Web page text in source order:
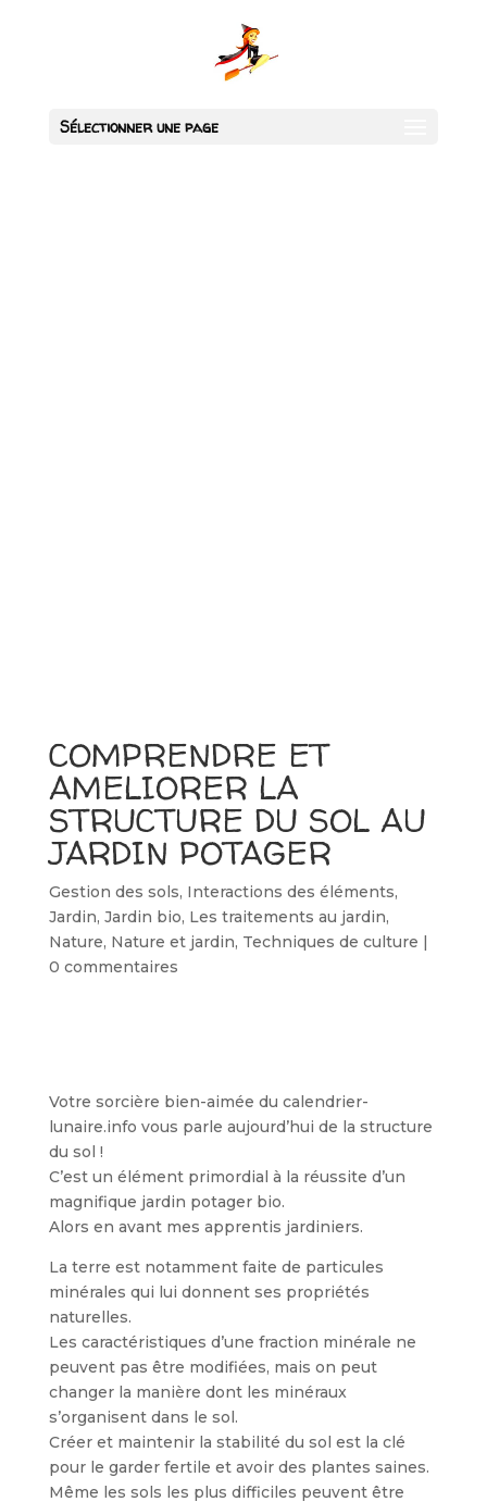
Sélectionner une page
COMPRENDRE ET
AMELIORER LA
STRUCTURE DU SOL AU
JARDIN POTAGER
Gestion des sols, Interactions des éléments,
Jardin, Jardin bio, Les traitements au jardin,
Nature, Nature et jardin, Techniques de culture |
0 commentaires
Votre sorcière bien-aimée du calendrier-
lunaire.info vous parle aujourd’hui de la structure
du sol !
C’est un élément primordial à la réussite d’un
magnifique jardin potager bio.
Alors en avant mes apprentis jardiniers.
La terre est notamment faite de particules
minérales qui lui donnent ses propriétés
naturelles.
Les caractéristiques d’une fraction minérale ne
peuvent pas être modifiées, mais on peut
changer la manière dont les minéraux
s’organisent dans le sol.
Créer et maintenir la stabilité du sol est la clé
pour le garder fertile et avoir des plantes saines.
Même les sols les plus difficiles peuvent être